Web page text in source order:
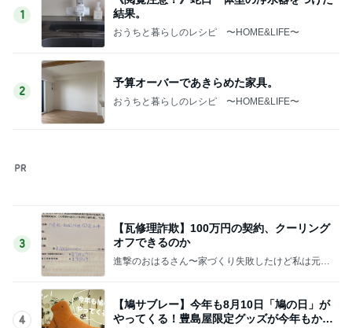
1
結果。
おうちと暮らしのレシピ 〜HOME&LIFE〜
2
予算オーバーであきらめた家具。
おうちと暮らしのレシピ 〜HOME&LIFE〜
3
4
【鳩サブレー】今年も8月10日「鳩の日」が
やってくる！豊島屋限定グッズが今年もかわ
いすぎる♡
65点の暮らしかた。
5
《隣の芝生は青い》前職の先輩からの連絡に
びっくり！そして思い出したこと